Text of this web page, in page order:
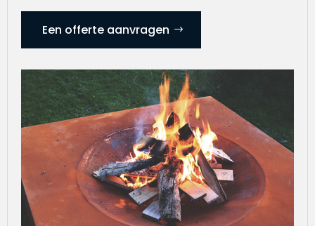
Een offerte aanvragen